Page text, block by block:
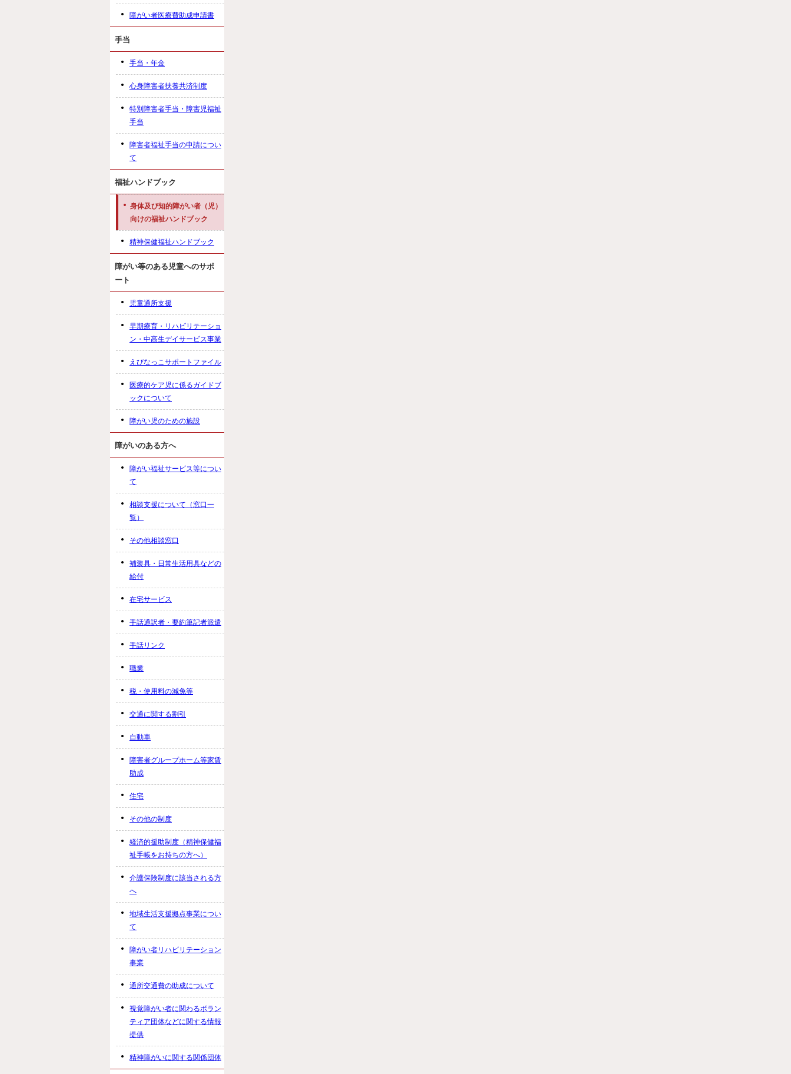
障がい者医療費助成申請書
手当
手当・年金
心身障害者扶養共済制度
特別障害者手当・障害児福祉
手当
障害者福祉手当の申請につい
て
福祉ハンドブック
身体及び知的障がい者（児）
向けの福祉ハンドブック
精神保健福祉ハンドブック
障がい等のある児童へのサポ
ート
児童通所支援
早期療育・リハビリテーショ
ン・中高生デイサービス事業
えびなっこサポートファイル
医療的ケア児に係るガイドブ
ックについて
障がい児のための施設
障がいのある方へ
障がい福祉サービス等につい
て
相談支援について（窓口一
覧）
その他相談窓口
補装具・日常生活用具などの
給付
在宅サービス
手話通訳者・要約筆記者派遣
手話リンク
職業
税・使用料の減免等
交通に関する割引
自動車
障害者グループホーム等家賃
助成
住宅
その他の制度
経済的援助制度（精神保健福
祉手帳をお持ちの方へ）
介護保険制度に該当される方
へ
地域生活支援拠点事業につい
て
障がい者リハビリテーション
事業
通所交通費の助成について
視覚障がい者に関わるボラン
ティア団体などに関する情報
提供
精神障がいに関する関係団体